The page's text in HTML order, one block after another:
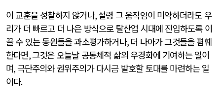
이 교훈을 성찰하지 않거나,설령 그 움직임이 미약하더라도 우
리가 더 빠르고 더 나은 방식으로 탈산업 시대에 진입하도록 이
끌 수 있는 동원들을 과소평가하거나,더 나아가 그것들을 폄훼
한다면,그것은 오늘날 공동체적 삶의 우경화에 기여하는 일이
며,극단주의와 권위주의가 다시금 발호할 토대를 마련하는 일
이다.